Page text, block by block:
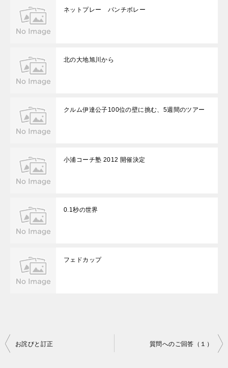
ネットプレー パンチボレー
北の大地旭川から
クルム伊達公子100位の壁に挑む、5週間のツアー
小浦コーチ塾 2012 開催決定
0.1秒の世界
フェドカップ
投
お詫びと訂正 質問へのご回答（１）